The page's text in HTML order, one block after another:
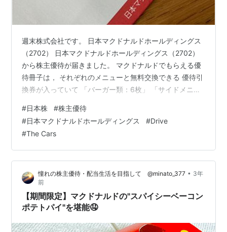
週末株式会社です。 日本マクドナルドホールディングス
（2702） 日本マクドナルドホールディングス（2702）
から株主優待が届きました。 マクドナルドでもらえる優
待冊子は， それぞれのメニューと無料交換できる 優待引
換券が入っていて 「バーガー類：6枚」 「サイドメニュ
す。 高額な商品の値段としてバーガー類：490円サイド
メニュー：330円ドリンク類：290円合計：1,110円 この
パターンで引き換えると 6,660円（1,110円×6枚）。 さ
らに優待は年2回もらえるため、 総額は13,320円となり
ます。 自宅の近くにマクドナルドの店…
#日本株 #株主優待
#日本マクドナルドホールディングス #Drive
#The Cars
憧れの株主優待・配当生活を目指して @minato_377 • 3年
前
【期間限定】マクドナルドの"スパイシーベーコン
ポテトパイ"を堪能🤤